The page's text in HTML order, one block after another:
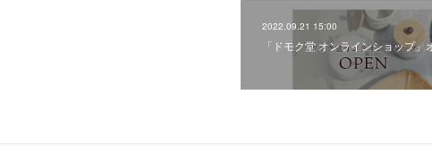
2022.09.21 15:00
「ドモク堂 オンラインショップ」